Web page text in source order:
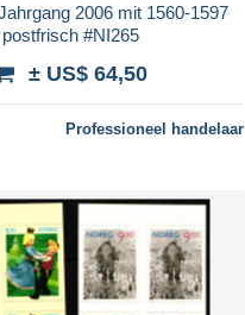
2006 mit 1560-1597
postfrisch #NI265
± US$ 64,50
Professioneel handelaar